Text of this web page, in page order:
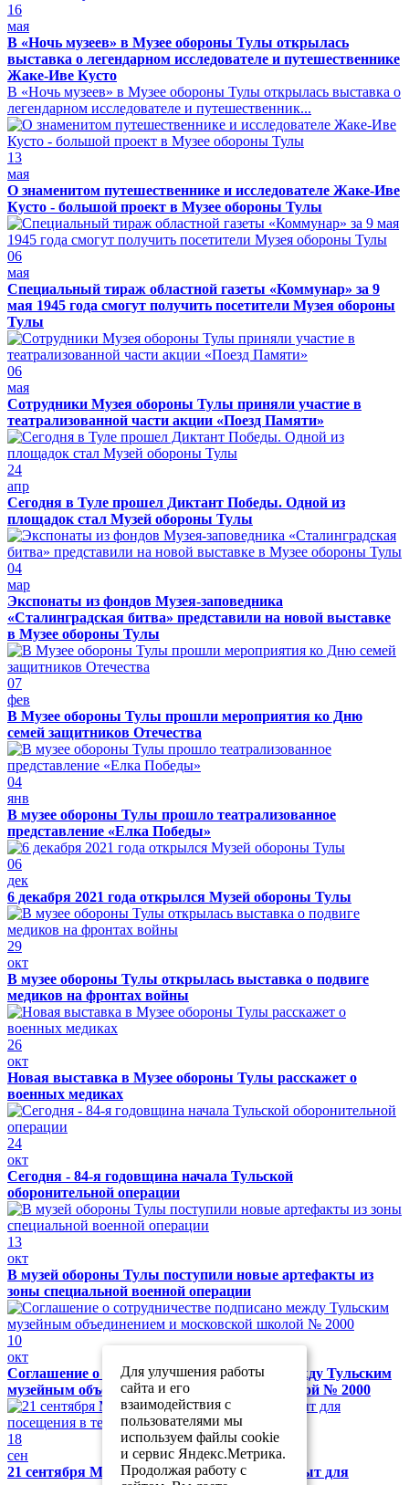
16
мая
В «Ночь музеев» в Музее обороны Тулы открылась
выставка о легендарном исследователе и путешественнике
Жаке-Иве Кусто
В «Ночь музеев» в Музее обороны Тулы открылась выставка о
легендарном исследователе и путешественник...
13
мая
О знаменитом путешественнике и исследователе Жаке-Иве
Кусто - большой проект в Музее обороны Тулы
06
мая
Специальный тираж областной газеты «Коммунар» за 9
мая 1945 года смогут получить посетители Музея обороны
Тулы
06
мая
Сотрудники Музея обороны Тулы приняли участие в
театрализованной части акции «Поезд Памяти»
24
апр
Сегодня в Туле прошел Диктант Победы. Одной из
площадок стал Музей обороны Тулы
04
мар
Экспонаты из фондов Музея-заповедника
«Сталинградская битва» представили на новой выставке
в Музее обороны Тулы
07
фев
В Музее обороны Тулы прошли мероприятия ко Дню
семей защитников Отечества
04
янв
В музее обороны Тулы прошло театрализованное
представление «Елка Победы»
06
дек
6 декабря 2021 года открылся Музей обороны Тулы
29
окт
В музее обороны Тулы открылась выставка о подвиге
медиков на фронтах войны
26
окт
Новая выставка в Музее обороны Тулы расскажет о
военных медиках
24
окт
Сегодня - 84-я годовщина начала Тульской
оборонительной операции
13
окт
В музей обороны Тулы поступили новые артефакты из
зоны специальной военной операции
10
окт
Соглашение о сотрудничестве подписано между Тульским
музейным объединением и московской школой № 2000
18
сен
21 сентября Музей обороны Тулы будет закрыт для
Для улучшения работы
сайта и его
взаимодействия с
пользователями мы
используем файлы cookie
и сервис Яндекс.Метрика.
Продолжая работу с